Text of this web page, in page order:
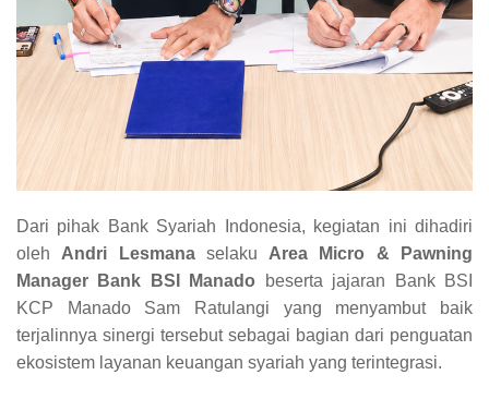
Dari pihak Bank Syariah Indonesia, kegiatan ini dihadiri
oleh Andri Lesmanaselaku Area Micro & Pawning
Manager Bank BSI Manado beserta jajaran Bank BSI
KCP Manado Sam Ratulangi yang menyambut baik
terjalinnya sinergi tersebut sebagai bagian dari penguatan
ekosistem layanan keuangan syariah yang terintegrasi.